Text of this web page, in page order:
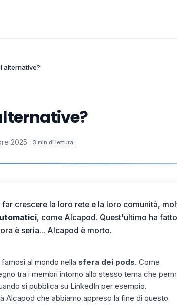
alternative?
2025· 3 min di lettura
crescere la loro rete e la loro comunità,
, come Alcapod. Quest'ultimo ha
è seria... Alcapod è morto.
al mondo nella sfera dei pods. Come
tra i membri intorno allo stesso tema che
si pubblica su LinkedIn per esempio.
Alcapod che abbiamo appreso la fine di questo